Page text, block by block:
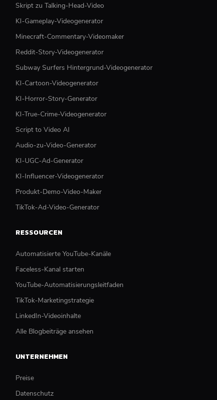
Skript zu Talking-Head-Video
KI-Gameplay-Videogenerator
Minecraft-Commentary-Videomaker
Reddit-Story-Videogenerator
Subway Surfers Hintergrund-Videogenerator
KI-Cartoon-Videogenerator
KI-Horror-Story-Generator
KI-True-Crime-Videogenerator
Script to Video AI
Audio-zu-Video-Generator
KI-UGC-Ad-Generator
KI-Influencer-Videogenerator
Produkt-Demo-Video-Maker
TikTok-Ad-Video-Generator
RESSOURCEN
Automatisierte YouTube-Kanäle
Faceless-Kanal starten
YouTube-Automatisierungsleitfaden
TikTok-Marketingstrategie
LinkedIn-Videoinhalte
Alle Blogbeiträge ansehen
UNTERNEHMEN
Preise
Datenschutz